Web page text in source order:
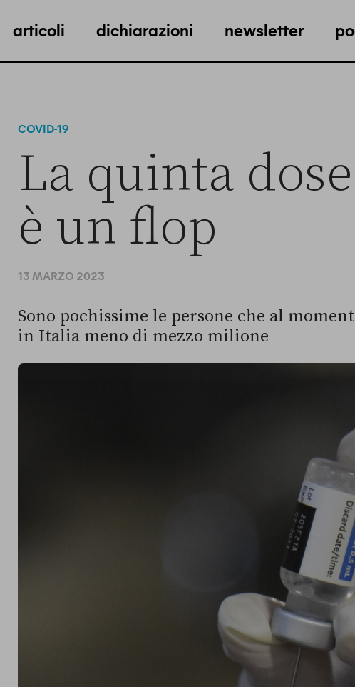
articoli dichiarazioni newsletter
COVID-19
La quinta
è un flop
13 MARZO 2023
Sono pochissime le persone che al
in Italia meno di mezzo milione